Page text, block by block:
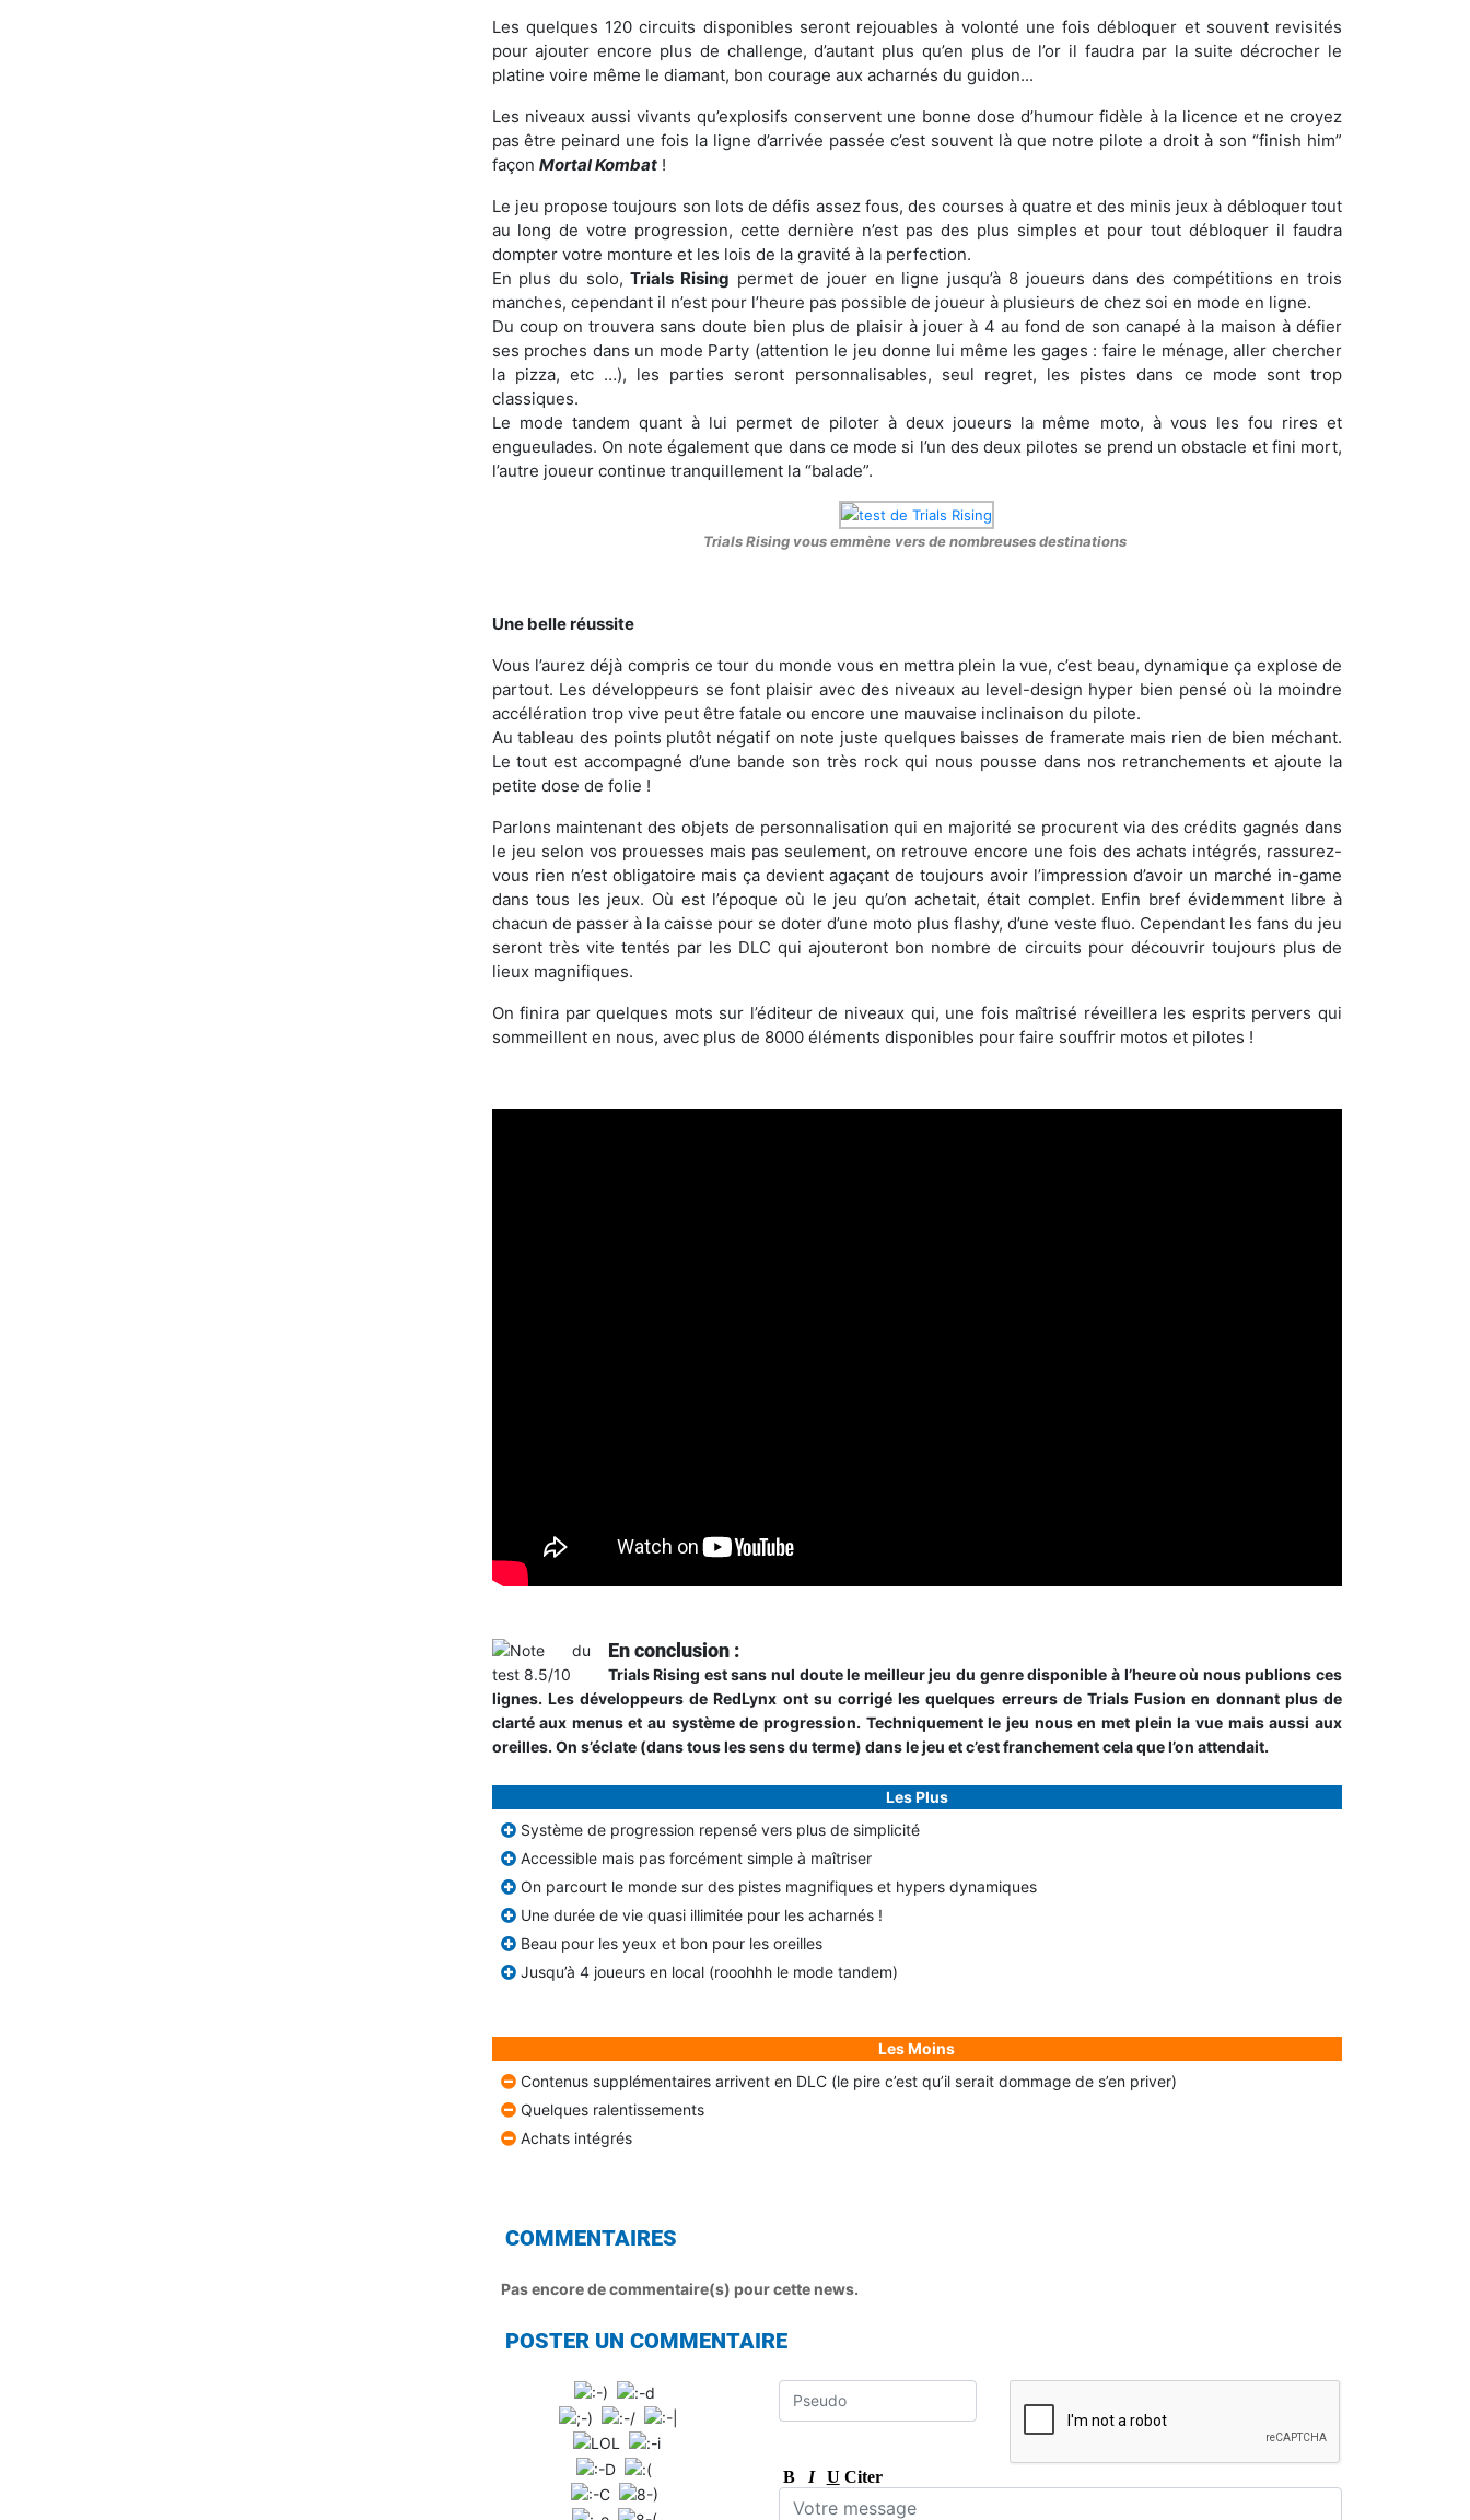
Les quelques 120 circuits disponibles seront rejouables à volonté une fois débloquer et souvent revisités
pour ajouter encore plus de challenge, d’autant plus qu’en plus de l’or il faudra par la suite décrocher le
platine voire même le diamant, bon courage aux acharnés du guidon...
Les niveaux aussi vivants qu’explosifs conservent une bonne dose d’humour fidèle à la licence et ne croyez
pas être peinard une fois la ligne d’arrivée passée c’est souvent là que notre pilote a droit à son “finish him”
façon Mortal Kombat!
Le jeu propose toujours son lots de défis assez fous, des courses à quatre et des minis jeux à débloquer tout
au long de votre progression, cette dernière n’est pas des plus simples et pour tout débloquer il faudra
dompter votre monture et les lois de la gravité à la perfection.
En plus du solo,Trials Rising permet de jouer en ligne jusqu’à 8 joueurs dans des compétitions en trois
manches, cependant il n’est pour l’heure pas possible de joueur à plusieurs de chez soi en mode en ligne.
Du coup on trouvera sans doute bien plus de plaisir à jouer à 4 au fond de son canapé à la maison à défier
ses proches dans un mode Party (attention le jeu donne lui même les gages : faire le ménage, aller chercher
la pizza, etc …), les parties seront personnalisables, seul regret, les pistes dans ce mode sont trop
classiques.
Le mode tandem quant à lui permet de piloter à deux joueurs la même moto, à vous les fou rires et
engueulades. On note également que dans ce mode si l’un des deux pilotes se prend un obstacle et fini mort,
l’autre joueur continue tranquillement la “balade”.
Trials Rising vous emmène vers de nombreuses destinations
Une belle réussite
Vous l’aurez déjà compris ce tour du monde vous en mettra plein la vue, c’est beau, dynamique ça explose de
partout. Les développeurs se font plaisir avec des niveaux au level-design hyper bien pensé où la moindre
accélération trop vive peut être fatale ou encore une mauvaise inclinaison du pilote.
Au tableau des points plutôt négatif on note juste quelques baisses de framerate mais rien de bien méchant.
Le tout est accompagné d’une bande son très rock qui nous pousse dans nos retranchements et ajoute la
petite dose de folie !
Parlons maintenant des objets de personnalisation qui en majorité se procurent via des crédits gagnés dans
le jeu selon vos prouesses mais pas seulement, on retrouve encore une fois des achats intégrés, rassurez-
vous rien n’est obligatoire mais ça devient agaçant de toujours avoir l’impression d’avoir un marché in-game
dans tous les jeux. Où est l’époque où le jeu qu’on achetait, était complet. Enfin bref évidemment libre à
chacun de passer à la caisse pour se doter d’une moto plus flashy, d’une veste fluo. Cependant les fans du jeu
seront très vite tentés par les DLC qui ajouteront bon nombre de circuits pour découvrir toujours plus de
lieux magnifiques.
On finira par quelques mots sur l’éditeur de niveaux qui, une fois maîtrisé réveillera les esprits pervers qui
sommeillent en nous, avec plus de 8000 éléments disponibles pour faire souffrir motos et pilotes !
En conclusion :
Trials Rising est sans nul doute le meilleur jeu du genre disponible à l’heure où nous publions ces
lignes. Les développeurs de RedLynx ont su corrigé les quelques erreurs de Trials Fusion en donnant plus de
clarté aux menus et au système de progression. Techniquement le jeu nous en met plein la vue mais aussi aux
oreilles. On s’éclate (dans tous les sens du terme) dans le jeu et c’est franchement cela que l’on attendait.
Les Plus
Système de progression repensé vers plus de simplicité
Accessible mais pas forcément simple à maîtriser
On parcourt le monde sur des pistes magnifiques et hypers dynamiques
Une durée de vie quasi illimitée pour les acharnés !
Beau pour les yeux et bon pour les oreilles
Jusqu’à 4 joueurs en local (rooohhh le mode tandem)
Les Moins
Contenus supplémentaires arrivent en DLC (le pire c’est qu’il serait dommage de s’en priver)
Quelques ralentissements
Achats intégrés
COMMENTAIRES
Pas encore de commentaire(s) pour cette news.
POSTER UN COMMENTAIRE
B I U Citer